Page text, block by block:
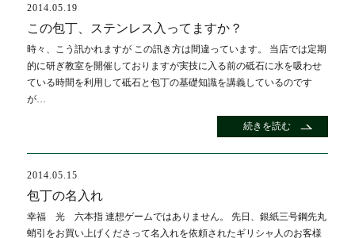
2014.05.19
この包丁、ステンレス入ってますか？
時々、こう訊かれますが この訊き方は間違っています。 当店では定期
的に研ぎ教室を開催しておりますが実技に入る前の砥石に水を吸わせ
ている時間を利用して砥石と包丁の基礎知識を講義しているのです
が…
続きを読む
2014.05.15
包丁の名入れ
幸福 光 六本指 連想ゲームではありません。 先日、銀紙三号鋼先丸
蛸引をお買い上げくださって名入れを依頼されたギリシャ人のお客様